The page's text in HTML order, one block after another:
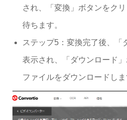
され、「変換」ボタンをク
待ちます。
ステップ5：変換完了後、「
表示され、「ダウンロード
ファイルをダウンロードしま